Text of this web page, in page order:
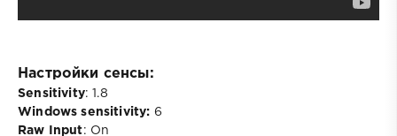
Настройки сенсы:
Sensitivity: 1.8
Windows sensitivity: 6
Raw Input: On